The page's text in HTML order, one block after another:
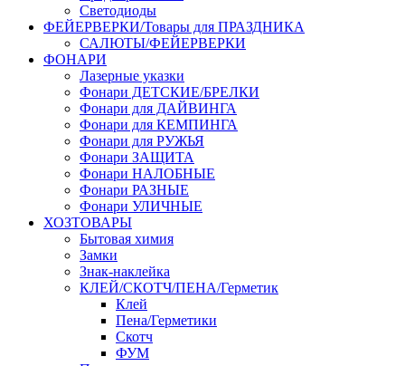
Светодиоды
ФЕЙЕРВЕРКИ/Товары для ПРАЗДНИКА
САЛЮТЫ/ФЕЙЕРВЕРКИ
ФОНАРИ
Лазерные указки
Фонари ДЕТСКИЕ/БРЕЛКИ
Фонари для ДАЙВИНГА
Фонари для КЕМПИНГА
Фонари для РУЖЬЯ
Фонари ЗАЩИТА
Фонари НАЛОБНЫЕ
Фонари РАЗНЫЕ
Фонари УЛИЧНЫЕ
ХОЗТОВАРЫ
Бытовая химия
Замки
Знак-наклейка
КЛЕЙ/СКОТЧ/ПЕНА/Герметик
Клей
Пена/Герметики
Скотч
ФУМ